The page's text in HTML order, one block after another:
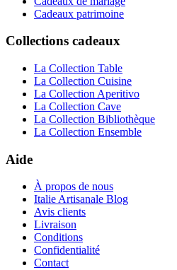
Cadeaux patrimoine
Collections cadeaux
La Collection Table
La Collection Cuisine
La Collection Aperitivo
La Collection Cave
La Collection Bibliothèque
La Collection Ensemble
Aide
À propos de nous
Italie Artisanale Blog
Avis clients
Livraison
Conditions
Confidentialité
Contact